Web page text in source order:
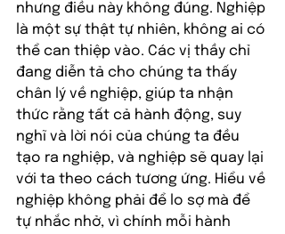
nhưng điều này không đúng. Nghiệp
là một sự thật tự nhiên, không ai có
thể can thiệp vào. Các vị thầy chỉ
đang diễn tả cho chúng ta thấy
chân lý về nghiệp, giúp ta nhận
thức rằng tất cả hành động, suy
nghĩ và lời nói của chúng ta đều
tạo ra nghiệp, và nghiệp sẽ quay lại
với ta theo cách tương ứng. Hiểu về
nghiệp không phải để lo sợ mà để
tự nhắc nhở, vì chính mỗi hành